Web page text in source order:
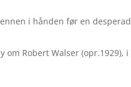
i hånden før en
om Robert Walser